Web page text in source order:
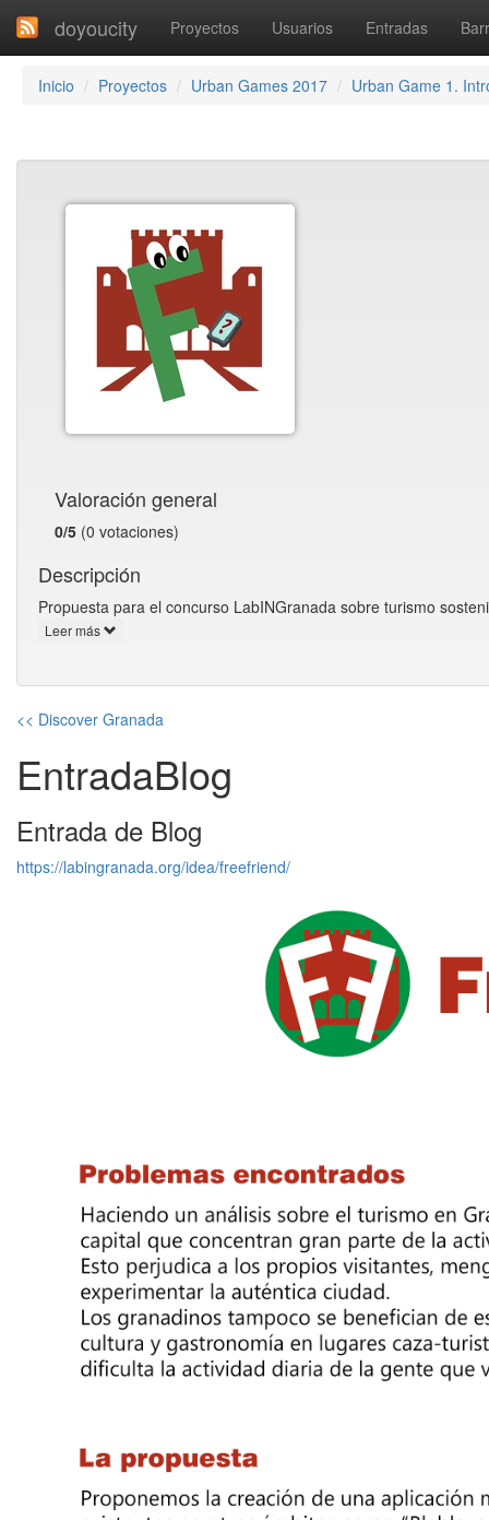
doyoucity Proyectos Usuarios Entradas
Inicio Proyectos Urban Games 2017 Urban Game 1.
Valoración general
0/5 (0 votaciones)
Descripción
Propuesta para el concurso LabINGranada sobre turismo
Leer más
<< Discover Granada
EntradaBlog
Entrada de Blog
https://labingranada.org/idea/freefriend/